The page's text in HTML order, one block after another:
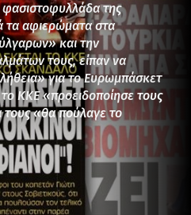
φασιστοφυλλάδα της
αφιερώματα στα
και την
τους, είπαν να
για το Ευρωμπάσκετ
το ΚΚΕ «προειδοποίησε τους
τους «θα πούλαγε το